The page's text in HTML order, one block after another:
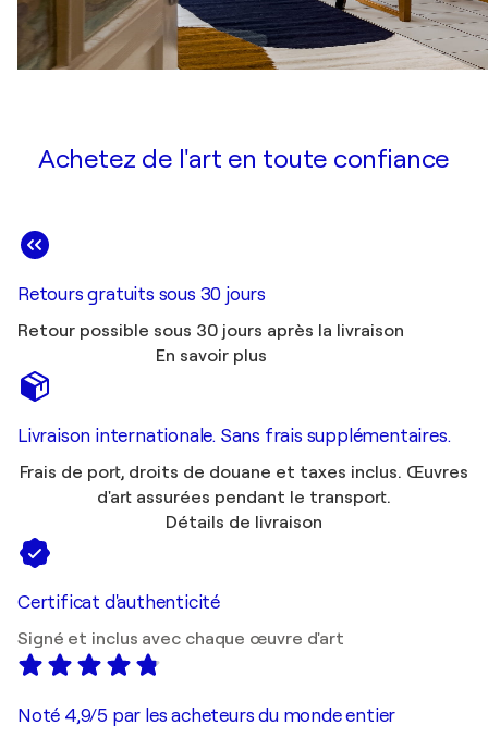
Achetez de l'art en toute confiance
Retours gratuits sous 30 jours
Retour possible sous 30 jours après la livraison
En savoir plus
Livraison internationale. Sans frais supplémentaires.
Frais de port, droits de douane et taxes inclus. Œuvres
d'art assurées pendant le transport.
Détails de livraison
Certificat d'authenticité
Signé et inclus avec chaque œuvre d'art
Noté 4,9/5 par les acheteurs du monde entier